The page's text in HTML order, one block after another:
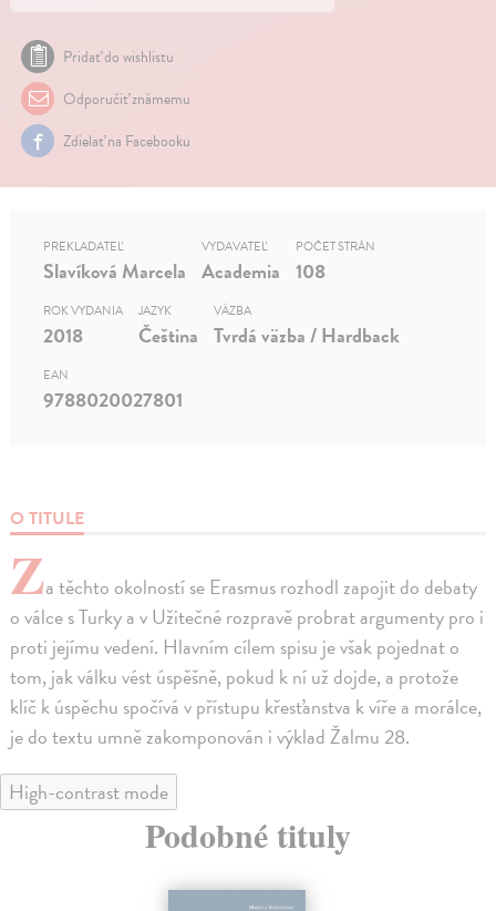
Pridať do wishlistu
Odporučiť známemu
Zdielať na Facebooku
O TITULE
Za těchto okolností se Erasmus rozhodl zapojit do debaty
o válce s Turky a v Užitečné rozpravě probrat argumenty pro i
proti jejímu vedení. Hlavním cílem spisu je však pojednat o
tom, jak válku vést úspěšně, pokud k ní už dojde, a protože
klíč k úspěchu spočívá v přístupu křesťanstva k víře a morálce,
je do textu umně zakomponován i výklad Žalmu 28.
PREKLADATEĽ
Slavíková Marcela
VYDAVATEĽ
Academia
POČET STRÁN
108
ROK VYDANIA
2018
JAZYK
Čeština
VÄZBA
Tvrdá väzba / Hardback
EAN
9788020027801
High-contrast mode
Podobné tituly